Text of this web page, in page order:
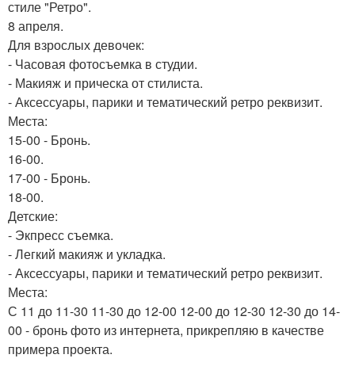
стиле "Ретро".
8 апреля.
Для взрослых девочек:
- Часовая фотосъемка в студии.
- Макияж и прическа от стилиста.
- Аксессуары, парики и тематический ретро реквизит.
Места:
15-00 - Бронь.
16-00.
17-00 - Бронь.
18-00.
Детские:
- Экпресс съемка.
- Легкий макияж и укладка.
- Аксессуары, парики и тематический ретро реквизит.
Места:
С 11 до 11-30 11-30 до 12-00 12-00 до 12-30 12-30 до 14-
00 - бронь фото из интернета, прикрепляю в качестве
примера проекта.